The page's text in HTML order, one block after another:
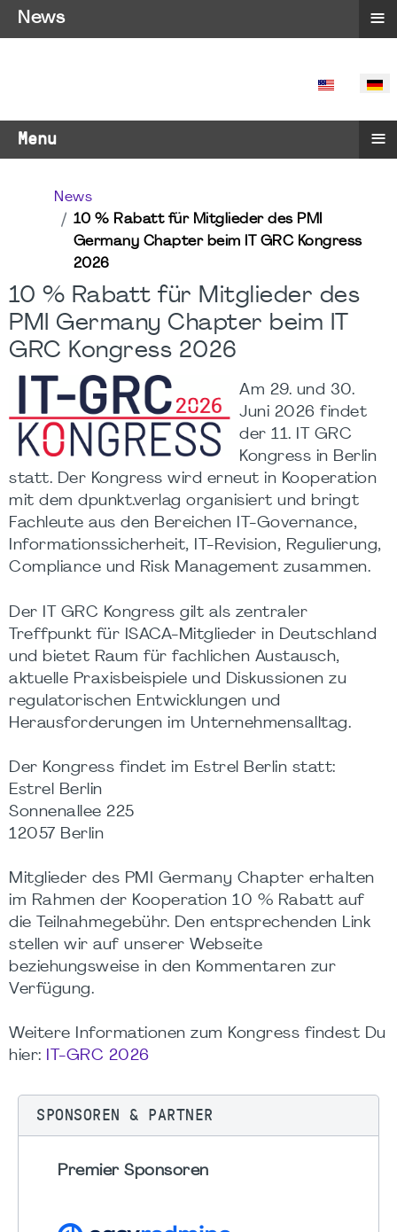
SPRACHE
Menu ≡
News
10 % Rabatt für Mitglieder des PMI
Germany Chapter beim IT GRC Kongress
2026
10 % Rabatt für Mitglieder des
PMI Germany Chapter beim IT
GRC Kongress 2026
Am 29. und 30.
Juni 2026 findet
der 11. IT GRC
Kongress in Berlin
statt. Der Kongress wird erneut in Kooperation
mit dem dpunkt.verlag organisiert und bringt
Fachleute aus den Bereichen IT-Governance,
Informationssicherheit, IT-Revision, Regulierung,
Compliance und Risk Management zusammen.
Der IT GRC Kongress gilt als zentraler
Treffpunkt für ISACA-Mitglieder in Deutschland
und bietet Raum für fachlichen Austausch,
aktuelle Praxisbeispiele und Diskussionen zu
regulatorischen Entwicklungen und
Herausforderungen im Unternehmensalltag.
Der Kongress findet im Estrel Berlin statt:
Estrel Berlin
Sonnenallee 225
12057 Berlin
Mitglieder des PMI Germany Chapter erhalten
im Rahmen der Kooperation 10 % Rabatt auf
die Teilnahmegebühr. Den entsprechenden Link
stellen wir auf unserer Webseite
beziehungsweise in den Kommentaren zur
Verfügung.
Weitere Informationen zum Kongress findest Du
hier:
IT-GRC 2026
SPONSOREN & PARTNER
Premier Sponsoren
News ≡